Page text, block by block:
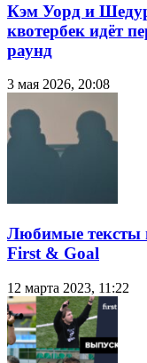
Кэм Уорд и
квотербек идёт
раунд
3 мая 2026, 20:08
Любимые тексты
First & Goal
12 марта 2023, 11:22